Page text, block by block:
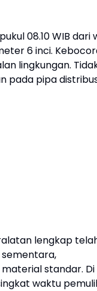
08.10 WIB dari
6 inci.
lingkungan.
pada pipa
lengkap
standar. Di
waktu